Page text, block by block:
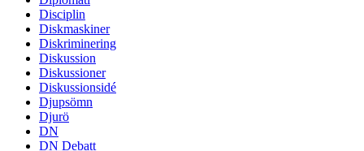
Disciplin
Diskmaskiner
Diskriminering
Diskussion
Diskussioner
Diskussionsidé
Djupsömn
Djurö
DN
DN Debatt